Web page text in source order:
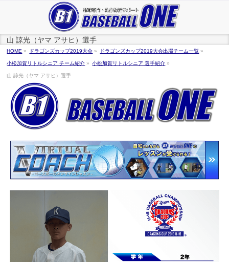
山 諒光（ヤマ アサヒ）選手
HOME » ドラゴンズカップ2019大会 » ドラゴンズカップ2019大会出場チーム一覧 »
小松加賀リトルシニア チーム紹介 » 小松加賀リトルシニア 選手紹介 »
山 諒光（ヤマ アサヒ）選手